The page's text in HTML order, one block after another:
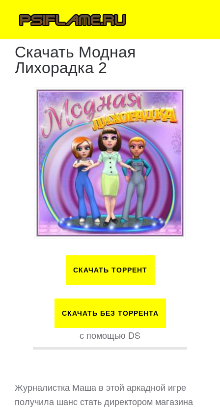
Скачать Модная
Лихорадка 2
СКАЧАТЬ ТОРРЕНТ
СКАЧАТЬ БЕЗ ТОРРЕНТА
с помощью DS
Журналистка Маша в этой аркадной игре
получила шанс стать директором магазина